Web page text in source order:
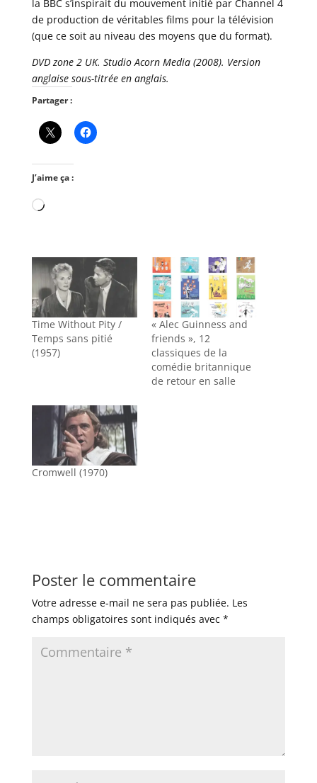
la BBC s’inspirait du mouvement initié par Channel 4
de production de véritables films pour la télévision
(que ce soit au niveau des moyens que du format).
DVD zone 2 UK. Studio Acorn Media (2008). Version
anglaise sous-titrée en anglais.
Partager :
J’aime ça :
Chargement…
Time Without Pity /
Temps sans pitié
(1957)
« Alec Guinness and
friends », 12
classiques de la
comédie britannique
de retour en salle
Cromwell (1970)
Poster le commentaire
Votre adresse e-mail ne sera pas publiée. Les
champs obligatoires sont indiqués avec *